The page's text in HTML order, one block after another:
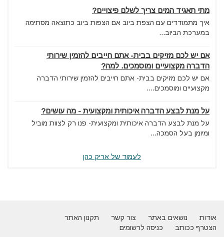
מתי תאגיד המים צריך לשלם פיצויים?
איך מתמודדים עם הצפת ביוב אם הצפות ביוב כתוצאה מסתימה
במערכת הביוב...
אם יש לכם מזיקים בבית- אתם חייבים להזמין שירותי
הדברה מקצועיים ומוסמכים. למה?
אם יש לכם מזיקים בבית- אתם חייבים להזמין שירותי הדברה
מקצועיים ומוסמכים....
על מנת לבצע הדברה איכותית ומקצועית - מה עושים?
על מנת לבצע הדברה איכותית ומקצועית- פנו רק לצוות מוביל
ומיומן בעל הסמכה...
לעמוד של אריק כהן
אודות נושאים באתר צור קשר
תקנון האתר
הצטרף ככותב
כניסה לרשומים